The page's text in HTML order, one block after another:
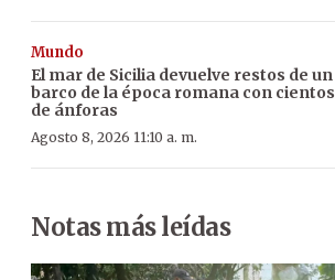
Mundo
El mar de Sicilia devuelve restos de un
barco de la época romana con cientos
de ánforas
Agosto 8, 2026 11:10 a. m.
Notas más leídas